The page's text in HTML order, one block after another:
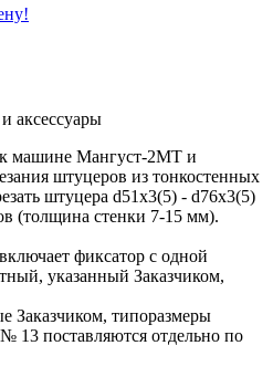
аксессуары
машине Мангуст-2МТ и
штуцеров из тонкостенных
штуцера d51x3(5) - d76x3(5)
(толщина стенки 7-15 мм).
фиксатор с одной
указанный Заказчиком,
Заказчиком, типоразмеры
13 поставляются отдельно по